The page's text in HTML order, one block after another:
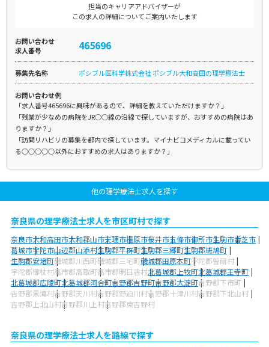
担当のキャリアアドバイザーが
この求人の詳細についてご案内いたします
お問い合わせ
求人番号
465696
募集先名称 ポシブル医科学株式会社 ポシブル大和高田の理学療法士
お問い合わせ例
「求人番号465696に興味があるので、詳細を教えていただけますか？」
「残業が少なめの病院をJR○○線の沿線で探していますが、おすすめの病院はあ
りますか？」
「訪問リハビリの募集を都内で探しています。マイナビコメディカルに載ってい
る○○○○○以外におすすめの求人はありますか？」
他の理学療法士求人を探す
奈良県の理学療法士求人を市区町村で探す
奈良市大和高田市大和郡山市天理市橿原市桜井市五條市御所市生駒市香芝市
葛城市宇陀市山辺郡山添村生駒郡平群町生駒郡三郷町生駒郡斑鳩町
生駒郡安堵町磯城郡川西町磯城郡三宅町磯城郡田原本町宇陀郡曽爾村
宇陀郡御杖村高市郡高取町高市郡明日香村北葛城郡上牧町北葛城郡王寺町
北葛城郡広陵町北葛城郡河合町吉野郡吉野町吉野郡大淀町吉野郡下市町
吉野郡黒滝村吉野郡天川村吉野郡野迫川村吉野郡十津川村吉野郡下北山村
吉野郡上北山村吉野郡川上村吉野郡東吉野村
奈良県の理学療法士求人を路線で探す